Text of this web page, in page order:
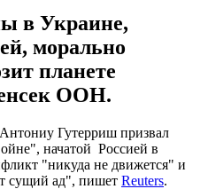
в Украине,
морально
планете
ООН.
Гутерриш призвал
начатой Россией в
"никуда не движется" и
сущий ад", пишет Reuters.